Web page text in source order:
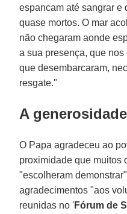
espancam até sangrar e
quase mortos. O mar
não chegaram aonde
a sua presença, que
que desembarcaram,
resgate."
A
O Papa agradeceu ao
proximidade que muitos
"escolheram
agradecimentos "aos
reunidas no 'Fórum de